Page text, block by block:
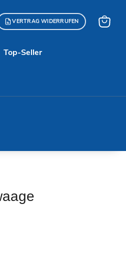
VERTRAG WIDERRUFEN
Top-Seller